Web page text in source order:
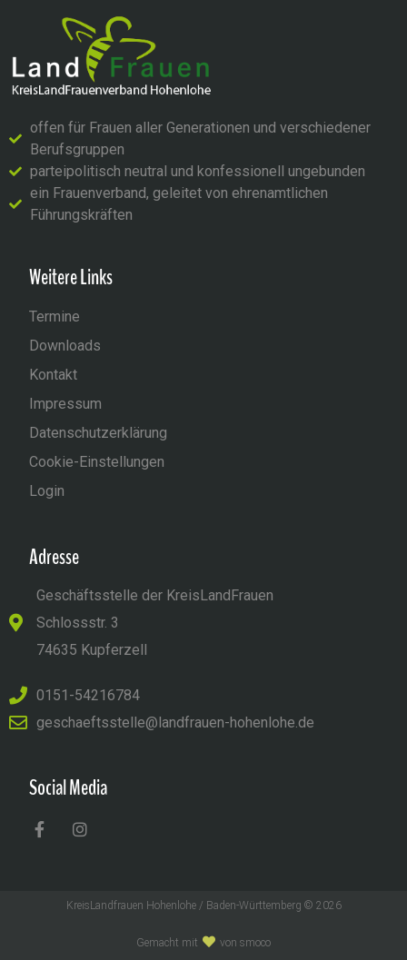
offen für Frauen aller Generationen und verschiedener
Berufsgruppen
parteipolitisch neutral und konfessionell ungebunden
ein Frauenverband, geleitet von ehrenamtlichen
Führungskräften
Weitere Links
Termine
Downloads
Kontakt
Impressum
Datenschutzerklärung
Cookie-Einstellungen
Login
Adresse
Geschäftsstelle der KreisLandFrauen
Schlossstr. 3
74635 Kupferzell
0151-54216784
geschaeftsstelle@landfrauen-hohenlohe.de
Social Media
KreisLandfrauen Hohenlohe / Baden-Württemberg © 2026
Gemacht mit von smoco